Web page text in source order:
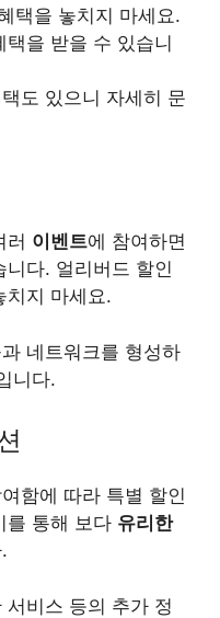
택을 놓치지 마세요.
을 받을 수 있습니
도 있으니 자세히 문
러 이벤트에 참여하면
다. 얼리버드 할인
치지 마세요.
네트워크를 형성하
니다.
함에 따라 특별 할인
를 통해 보다 유리한
비스 등의 추가 정